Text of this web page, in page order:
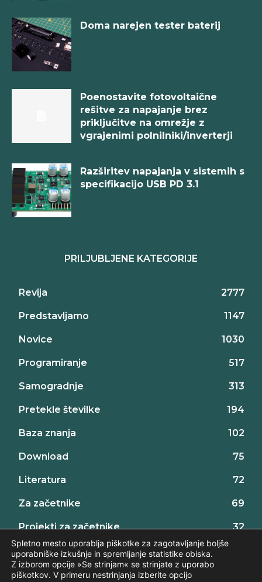
Doma narejen tester baterij
Poenostavite fotovoltaične
rešitve za napajanje brez
priključitve na omrežje z
vgrajenimi polnilniki/inverterji
Razširitev napajanja v sistemih s
specifikacijo USB PD 3.1
PRILJUBLJENE KATEGORIJE
Revija 2777
Predstavljamo 1147
Novice 1030
Programiranje 517
Samogradnje 313
Pretekle številke 194
Baza znanja 102
Download 75
Literatura 72
Za začetnike 69
Projekti za začetnike 32
Spletno mesto uporablja piškotke za zagotavljanje boljše
uporabniške izkušnje in spremljanje statistike obiska.
Z izborom opcije »Se strinjam« se strinjate z uporabo
piškotkov. V primeru nestrinjanja izberite opcijo